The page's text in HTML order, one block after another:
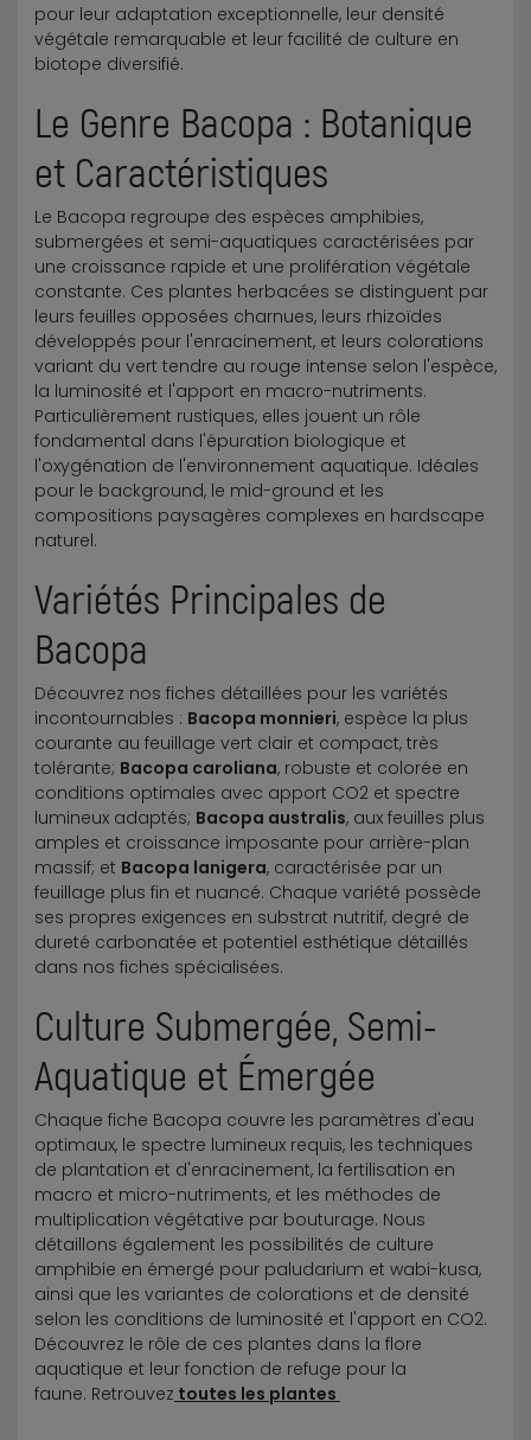
pour leur adaptation exceptionnelle, leur densité
végétale remarquable et leur facilité de culture en
biotope diversifié.
Le Genre Bacopa : Botanique
et Caractéristiques
Le Bacopa regroupe des espèces amphibies,
submergées et semi-aquatiques caractérisées par
une croissance rapide et une prolifération végétale
constante. Ces plantes herbacées se distinguent par
leurs feuilles opposées charnues, leurs rhizoïdes
développés pour l'enracinement, et leurs colorations
variant du vert tendre au rouge intense selon l'espèce,
la luminosité et l'apport en macro-nutriments.
Particulièrement rustiques, elles jouent un rôle
fondamental dans l'épuration biologique et
l'oxygénation de l'environnement aquatique. Idéales
pour le background, le mid-ground et les
compositions paysagères complexes en hardscape
naturel.
Variétés Principales de
Bacopa
Découvrez nos fiches détaillées pour les variétés
incontournables : Bacopa monnieri, espèce la plus
courante au feuillage vert clair et compact, très
tolérante; Bacopa caroliana, robuste et colorée en
conditions optimales avec apport CO2 et spectre
lumineux adaptés; Bacopa australis, aux feuilles plus
amples et croissance imposante pour arrière-plan
massif; et Bacopa lanigera, caractérisée par un
feuillage plus fin et nuancé. Chaque variété possède
ses propres exigences en substrat nutritif, degré de
dureté carbonatée et potentiel esthétique détaillés
dans nos fiches spécialisées.
Culture Submergée, Semi-
Aquatique et Émergée
Chaque fiche Bacopa couvre les paramètres d'eau
optimaux, le spectre lumineux requis, les techniques
de plantation et d'enracinement, la fertilisation en
macro et micro-nutriments, et les méthodes de
multiplication végétative par bouturage. Nous
détaillons également les possibilités de culture
amphibie en émergé pour paludarium et wabi-kusa,
ainsi que les variantes de colorations et de densité
selon les conditions de luminosité et l'apport en CO2.
Découvrez le rôle de ces plantes dans la flore
aquatique et leur fonction de refuge pour la
faune. Retrouvez toutes les plantes